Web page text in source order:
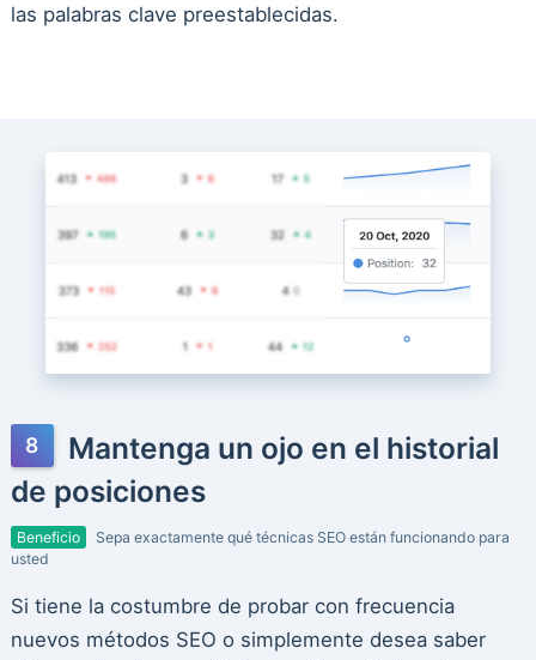
las palabras clave preestablecidas.
Mantenga un ojo en el historial
de posiciones
Beneficio
Sepa exactamente qué técnicas SEO están funcionando para
usted
Si tiene la costumbre de probar con frecuencia
nuevos métodos SEO o simplemente desea saber